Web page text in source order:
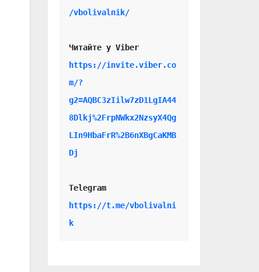
/vbolivalnik/
Читайте у Viber
https://invite.viber.co
m/?
g2=AQBC3zIilw7zD1LgIA44
8Dlkj%2FrpNWkx2NzsyX4Qg
LIn9HbaFrR%2B6nXBgCaKMB
Dj
Telegram
https://t.me/vbolivalni
k